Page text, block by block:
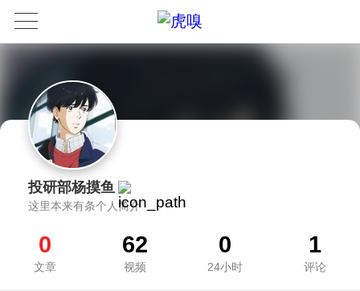
投研部杨摸鱼
这里本来有条个人简介
0
文章
62
视频
0
24小时
1
评论